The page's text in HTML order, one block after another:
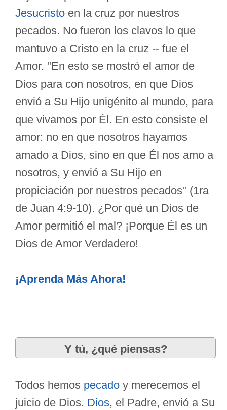
Jesucristo en la cruz por nuestros
pecados. No fueron los clavos lo que
mantuvo a Cristo en la cruz -- fue el
Amor. "En esto se mostró el amor de
Dios para con nosotros, en que Dios
envió a Su Hijo unigénito al mundo, para
que vivamos por Él. En esto consiste el
amor: no en que nosotros hayamos
amado a Dios, sino en que Él nos amo a
nosotros, y envió a Su Hijo en
propiciación por nuestros pecados" (1ra
de Juan 4:9-10). ¿Por qué un Dios de
Amor permitió el mal? ¡Porque Él es un
Dios de Amor Verdadero!
¡Aprenda Más Ahora!
Y tú, ¿qué piensas?
Todos hemos pecado y merecemos el
juicio de Dios. Dios, el Padre, envió a Su